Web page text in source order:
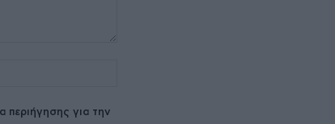
περιήγησης για την